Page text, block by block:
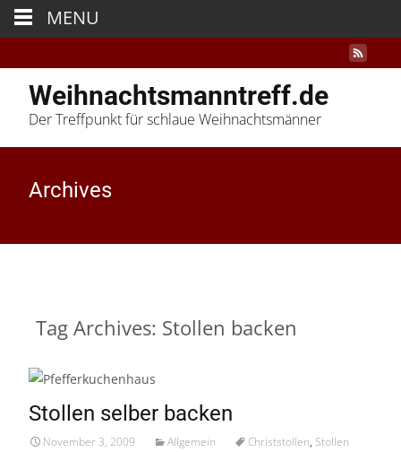
Weihnachtsmanntreff.de
Der Treffpunkt für schlaue Weihnachtsmänner
Archives
Tag Archives: Stollen backen
03
Stollen selber backen
November 3, 2009 Allgemein Christstollen, Stollen
MENU